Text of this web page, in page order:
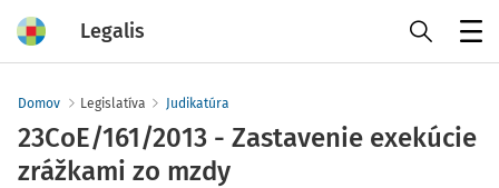
Legalis
Domov Legislatíva Judikatúra
23CoE/161/2013 - Zastavenie exekúcie
zrážkami zo mzdy